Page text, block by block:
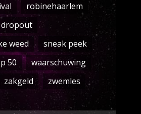
robinehaarlem
weed
sneak peek
50
waarschuwing
zakgeld zwemles